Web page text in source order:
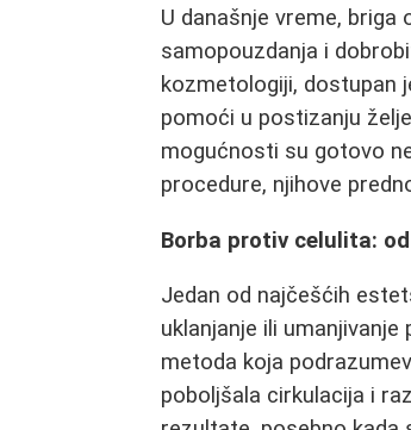
U današnje vreme,
samopouzdanja i
kozmetologiji, dostupan
pomoći u postizanju
mogućnosti su gotovo
procedure, njihove
Borba protiv celulita:
Jedan od najčešćih
uklanjanje ili
metoda koja
poboljšala cirkulacija i